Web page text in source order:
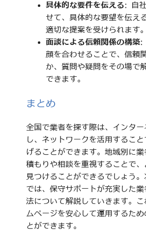
具体的な要件を伝える: 自
せて、具体的な要望を伝え
適切な提案を受けられます。
面談による信頼関係の構築:
顔を合わせることで、信頼
か、質問や疑問をその場で
できます。
まとめ
全国で業者を探す際は、インタ
し、ネットワークを活用するこ
げることができます。地域別に
積もりや相談を重視することで
見つけることができるでしょう
では、保守サポートが充実した
法について解説していきます。
ムページを安心して運用するため
とができます。